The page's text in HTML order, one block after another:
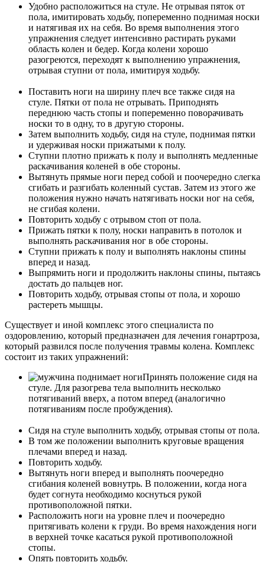
Удобно расположиться на стуле. Не отрывая пяток от
пола, имитировать ходьбу, попеременно поднимая носки
и натягивая их на себя. Во время выполнения этого
упражнения следует интенсивно растирать руками
область колен и бедер. Когда колени хорошо
разогреются, переходят к выполнению упражнения,
отрывая ступни от пола, имитируя ходьбу.
Поставить ноги на ширину плеч все также сидя на
стуле. Пятки от пола не отрывать. Приподнять
переднюю часть стопы и попеременно поворачивать
носки то в одну, то в другую стороны.
Затем выполнить ходьбу, сидя на стуле, поднимая пятки
и удерживая носки прижатыми к полу.
Ступни плотно прижать к полу и выполнять медленные
раскачивания коленей в обе стороны.
Вытянуть прямые ноги перед собой и поочередно слегка
сгибать и разгибать коленный сустав. Затем из этого же
положения нужно начать натягивать носки ног на себя,
не сгибая колени.
Повторить ходьбу с отрывом стоп от пола.
Прижать пятки к полу, носки направить в потолок и
выполнять раскачивания ног в обе стороны.
Ступни прижать к полу и выполнять наклоны спины
вперед и назад.
Выпрямить ноги и продолжить наклоны спины, пытаясь
достать до пальцев ног.
Повторить ходьбу, отрывая стопы от пола, и хорошо
растереть мышцы.
Существует и иной комплекс этого специалиста по
оздоровлению, который предназначен для лечения гонартроза,
который развился после получения травмы колена. Комплекс
состоит из таких упражнений:
Принять положение сидя на
стуле. Для разогрева тела выполнить несколько
потягиваний вверх, а потом вперед (аналогично
потягиваниям после пробуждения).
Сидя на стуле выполнить ходьбу, отрывая стопы от пола.
В том же положении выполнить круговые вращения
плечами вперед и назад.
Повторить ходьбу.
Вытянуть ноги вперед и выполнять поочередно
сгибания коленей вовнутрь. В положении, когда нога
будет согнута необходимо коснуться рукой
противоположной пятки.
Расположить ноги на уровне плеч и поочередно
притягивать колени к груди. Во время нахождения ноги
в верхней точке касаться рукой противоположной
стопы.
Опять повторить ходьбу.